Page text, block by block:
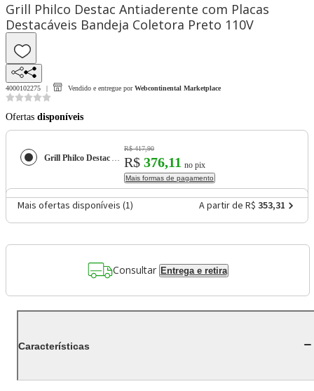
Grill Philco Destac Antiaderente com Placas
Destacáveis Bandeja Coletora Preto 110V
4000102275 Vendido e entregue por Webcontinental Marketplace
Ofertas disponíveis
Grill Philco Destac Antiaderente com Placas Destacáveis Bandeja Coletora Preto 110V
R$ 417,90
R$ 376,11 no pix
Mais formas de pagamento
Mais ofertas disponíveis (1) A partir de R$ 353,31
Consultar Entrega e retira
Características